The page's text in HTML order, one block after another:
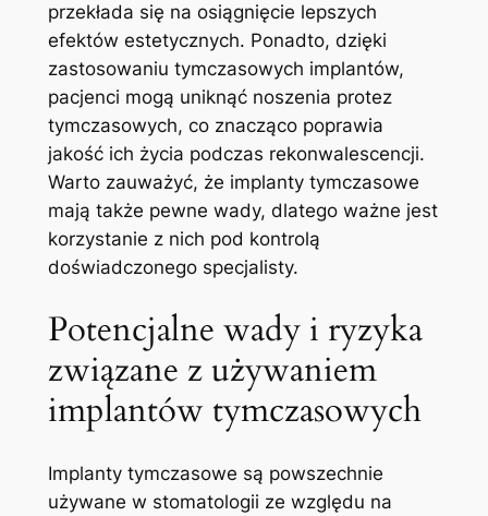
przekłada⁤ się na osiągnięcie lepszych
efektów estetycznych. Ponadto, dzięki
zastosowaniu tymczasowych implantów,
pacjenci mogą uniknąć noszenia protez
tymczasowych, ⁢co ⁢znacząco poprawia‍
jakość ich ⁣życia podczas rekonwalescencji.
Warto zauważyć, że ‍implanty‍ tymczasowe
mają także pewne wady, dlatego ważne jest
korzystanie z nich pod kontrolą⁣
doświadczonego specjalisty.
Potencjalne wady i ryzyka
związane​ z⁣ używaniem
implantów tymczasowych
Implanty tymczasowe są powszechnie
używane‌ w stomatologii ze względu ‍na